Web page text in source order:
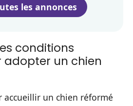
les annonces
conditions
adopter un chien
accueillir un chien réformé